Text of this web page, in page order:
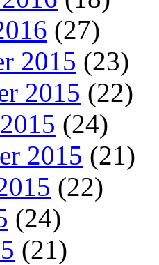
(27)
2015 (23)
2015 (22)
(24)
2015 (21)
(22)
(24)
(21)